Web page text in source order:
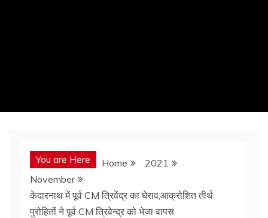
You are Here Home
2021
November
केदारनाथ में पूर्व CM त्रिवेंद्र का घेराव,आक्रोशित तीर्थ
पुरोहितों ने पूर्व CM त्रिवेन्द्र को भेजा वापस